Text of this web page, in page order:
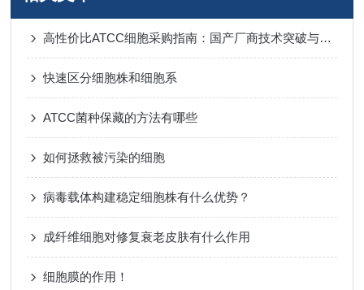
高性价比ATCC细胞采购指南：国产厂商技术突破与进口替代分析
快速区分细胞株和细胞系
ATCC菌种保藏的方法有哪些
如何拯救被污染的细胞
病毒载体构建稳定细胞株有什么优势？
成纤维细胞对修复衰老皮肤有什么作用
细胞膜的作用！